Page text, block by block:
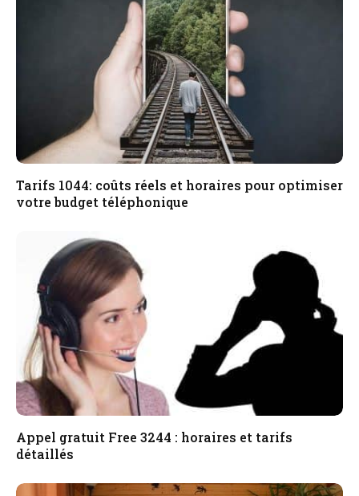
Tarifs 1044: coûts réels et horaires pour optimiser
votre budget téléphonique
Appel gratuit Free 3244 : horaires et tarifs
détaillés